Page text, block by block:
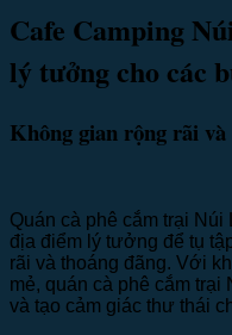
Cafe Camping
lý tưởng cho các
Không gian rộng rãi và
Quán cà phê cắm trại
địa điểm lý tưởng để tụ
rãi và thoáng đãng. Với
mẻ, quán cà phê cắm trại
và tạo cảm giác thư thái